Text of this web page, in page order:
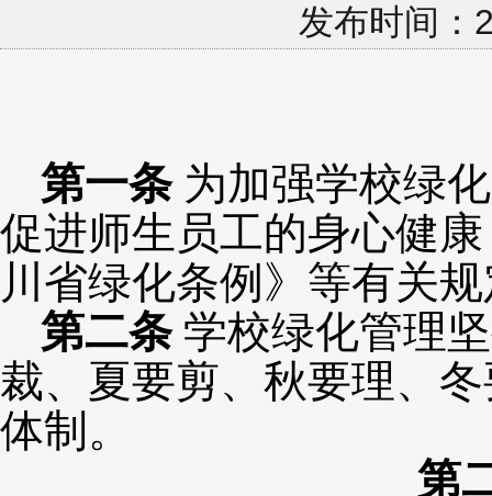
发布时间
第一条 为加强学校绿
促进师生员工的身心健
川省绿化条例》等有关
第二条 学校绿化管理
裁、夏要剪、秋要理、
体制。
第